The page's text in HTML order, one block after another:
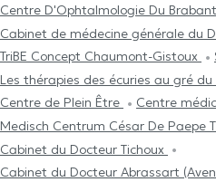
Centre D'Ophtalmologie Du
Cabinet de médecine générale du
TriBE Concept Chaumont-Gistoux
Les thérapies des écuries au gré du
Centre de Plein Être
Centre
Medisch Centrum César De Paepe
Cabinet du Docteur Tichoux
Cabinet du Docteur Abrassart